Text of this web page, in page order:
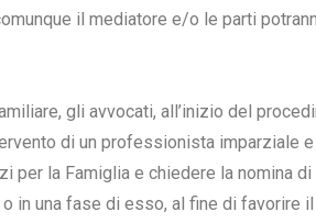
il mediatore e/o le parti
gli avvocati, all’inizio del
di un professionista
per la Famiglia e chiedere la nomina
in una fase di esso, al fine di favorire